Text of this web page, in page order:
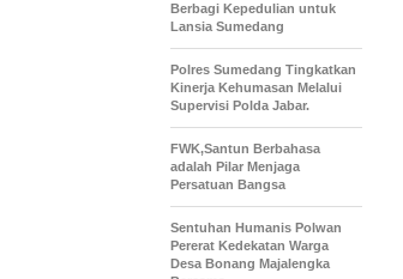
Berbagi Kepedulian untuk
Lansia Sumedang
Polres Sumedang Tingkatkan
Kinerja Kehumasan Melalui
Supervisi Polda Jabar.
FWK,Santun Berbahasa
adalah Pilar Menjaga
Persatuan Bangsa
Sentuhan Humanis Polwan
Pererat Kedekatan Warga
Desa Bonang Majalengka